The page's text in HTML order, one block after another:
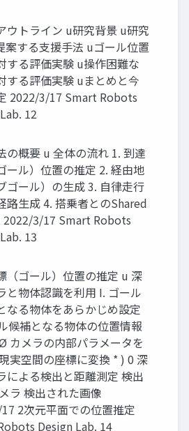
ウトライン u研究背景 u研究
案する⽀援⼿法 uゴール位置
する評価実験 u操作困難な
する評価実験 uまとめと今
2022/3/17 Smart Robots
12
の概要 u 全体の流れ 1. 到達
ール）位置の推定 2. 経由地
ゴール）の⽣成 3. ⾃律⾛⾏
路⽣成 4. 搭乗者とのShared
3/17 Smart Robots
13
（ゴール）位置の推定 u 深
と物体認識を利⽤ I. ゴール
なる物体をあらかじめ設定
候補となる物体の位置情報
カメラの内部パラメータを
実空間の座標に変換 * ) 0 深
による検出と距離測定 検出
ラ 検出された画像
2次元平⾯での位置推定
Design Lab. 14